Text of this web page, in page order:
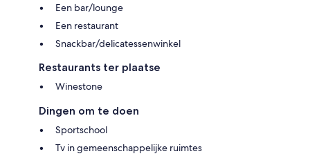
Een bar/lounge
Een restaurant
Snackbar/delicatessenwinkel
Restaurants ter plaatse
Winestone
Dingen om te doen
Sportschool
Tv in gemeenschappelijke ruimtes